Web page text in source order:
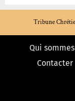
Tribune
Qui
Contacter